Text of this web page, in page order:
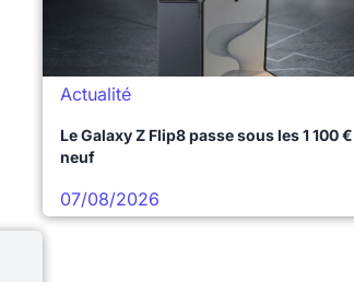
Actualité
Le Galaxy Z Flip8 passe sous les 1 100
neuf
07/08/2026